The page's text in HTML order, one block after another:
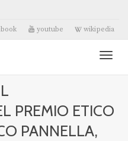
youtube wikipedia
PREMIO ETICO
PANNELLA,